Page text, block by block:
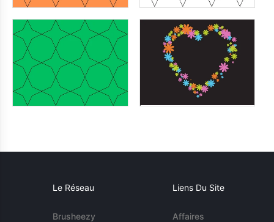
Le Réseau
Brusheezy
Liens Du Site
Affaires